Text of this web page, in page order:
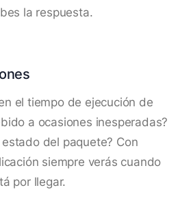
la respuesta.
el tiempo de ejecución de
a ocasiones inesperadas?
del paquete? Con
siempre verás cuando
por llegar.